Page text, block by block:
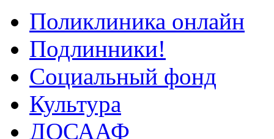
Поликлиника онлайн
Подлинники!
Социальный фонд
Культура
ДОСААФ